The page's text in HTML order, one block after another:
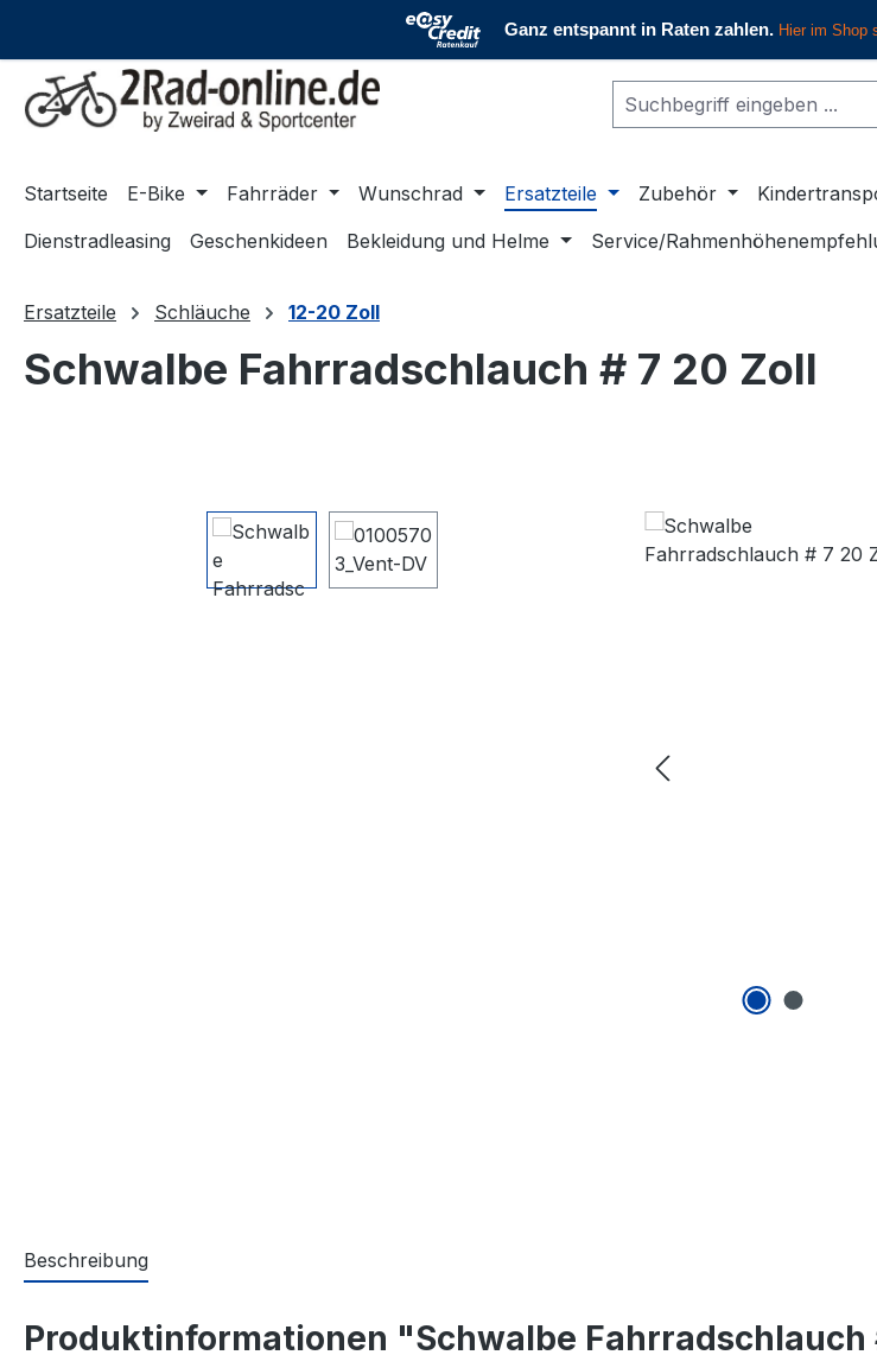
Hauptinhalt springen
Zur Suche springen
Zur Hauptnavigation springen
Startseite E-Bike Fahrräder Wunschrad Ersatzteile Zubehör
Dienstradleasing
Geschenkideen Bekleidung und Helme Service/
Ersatzteile Schläuche 12-20 Zoll
Schwalbe Fahrradschlauch # 7 20 Zoll
Bildergalerie überspringen
Beschreibung
Produktinformationen "Schwalbe Fahrradschlauch